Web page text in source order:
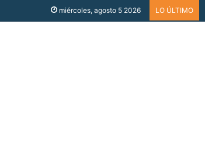
miércoles, agosto 5 2026 LO ÚLTIMO